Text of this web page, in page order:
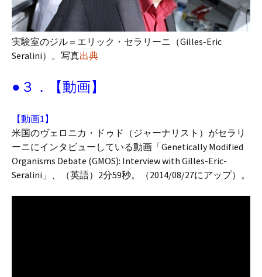
実験室のジル＝エリック・セラリーニ（Gilles-Eric
Seralini）。写真出典
●３．【動画】
【動画1】
米国のヴェロニカ・ドゥド（ジャーナリスト）がセラリ
ーニにインタビューしている動画「Genetically Modified
Organisms Debate (GMOS): Interview with Gilles-Eric-
Seralini」、（英語）2分59秒。（2014/08/27にアップ）。